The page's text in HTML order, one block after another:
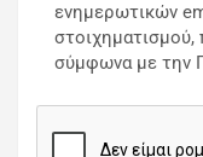
ενημερωτικών
σύμφωνα με την